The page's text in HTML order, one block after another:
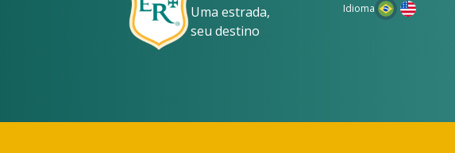
Uma estrada,
seu destino
Idioma